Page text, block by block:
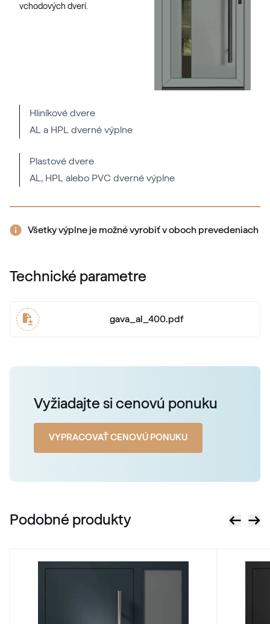
vchodových dverí.
Hliníkové dvere
AL a HPL dverné výplne
Plastové dvere
AL, HPL alebo PVC dverné výplne
Všetky výplne je možné vyrobiť v oboch prevedeniach
Technické parametre
gava_al_400.pdf
Vyžiadajte si cenovú ponuku
VYPRACOVAŤ CENOVÚ PONUKU
Podobné produkty